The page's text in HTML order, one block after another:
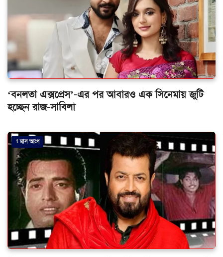
‘বনলতা এক্সপ্রেস’-এর পর আবারও এক সিনেমায় জুটি
হচ্ছেন রাজ-সাবিলা
1 মাস আগে